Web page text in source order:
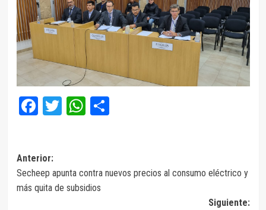
Facebook
Twitter
WhatsApp
Compartir
Navegación
de
entradas
Anterior:
Secheep apunta contra nuevos precios al consumo eléctrico y
más quita de subsidios
Siguiente: